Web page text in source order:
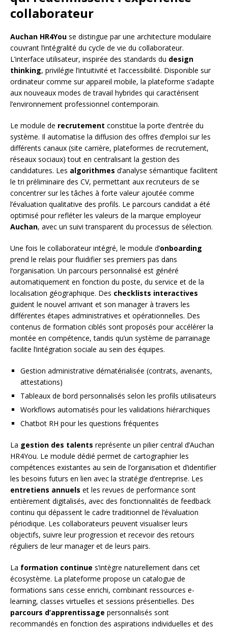
collaborateur
Auchan HR4You se distingue par une architecture modulaire
couvrant l’intégralité du cycle de vie du collaborateur.
L’interface utilisateur, inspirée des standards du design
thinking, privilégie l’intuitivité et l’accessibilité. Disponible sur
ordinateur comme sur appareil mobile, la plateforme s’adapte
aux nouveaux modes de travail hybrides qui caractérisent
l’environnement professionnel contemporain.
Le module de recrutement constitue la porte d’entrée du
système. Il automatise la diffusion des offres d’emploi sur les
différents canaux (site carrière, plateformes de recrutement,
réseaux sociaux) tout en centralisant la gestion des
candidatures. Les algorithmes d’analyse sémantique facilitent
le tri préliminaire des CV, permettant aux recruteurs de se
concentrer sur les tâches à forte valeur ajoutée comme
l’évaluation qualitative des profils. Le parcours candidat a été
optimisé pour refléter les valeurs de la marque employeur
Auchan, avec un suivi transparent du processus de sélection.
Une fois le collaborateur intégré, le module d’onboarding
prend le relais pour fluidifier ses premiers pas dans
l’organisation. Un parcours personnalisé est généré
automatiquement en fonction du poste, du service et de la
localisation géographique. Des checklists interactives
guident le nouvel arrivant et son manager à travers les
différentes étapes administratives et opérationnelles. Des
contenus de formation ciblés sont proposés pour accélérer la
montée en compétence, tandis qu’un système de parrainage
facilite l’intégration sociale au sein des équipes.
Gestion administrative dématérialisée (contrats, avenants,
attestations)
Tableaux de bord personnalisés selon les profils utilisateurs
Workflows automatisés pour les validations hiérarchiques
Chatbot RH pour les questions fréquentes
La gestion des talents représente un pilier central d’Auchan
HR4You. Le module dédié permet de cartographier les
compétences existantes au sein de l’organisation et d’identifier
les besoins futurs en lien avec la stratégie d’entreprise. Les
entretiens annuels et les revues de performance sont
entièrement digitalisés, avec des fonctionnalités de feedback
continu qui dépassent le cadre traditionnel de l’évaluation
périodique. Les collaborateurs peuvent visualiser leurs
objectifs, suivre leur progression et recevoir des retours
réguliers de leur manager et de leurs pairs.
La formation continue s’intègre naturellement dans cet
écosystème. La plateforme propose un catalogue de
formations sans cesse enrichi, combinant ressources e-
learning, classes virtuelles et sessions présentielles. Des
parcours d’apprentissage personnalisés sont
recommandés en fonction des aspirations individuelles et des